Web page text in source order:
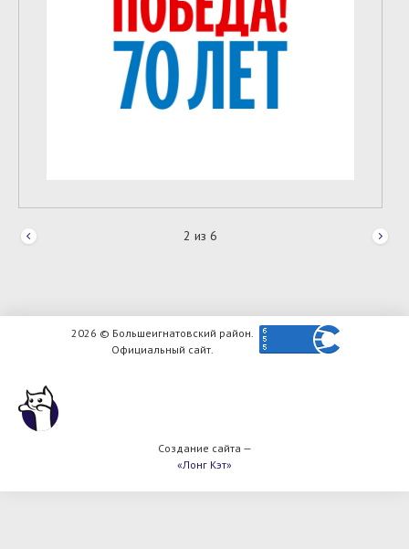
2 из 6
2026 © Большеигнатовский район.
Официальный сайт.
Создание сайта —
«Лонг Кэт»